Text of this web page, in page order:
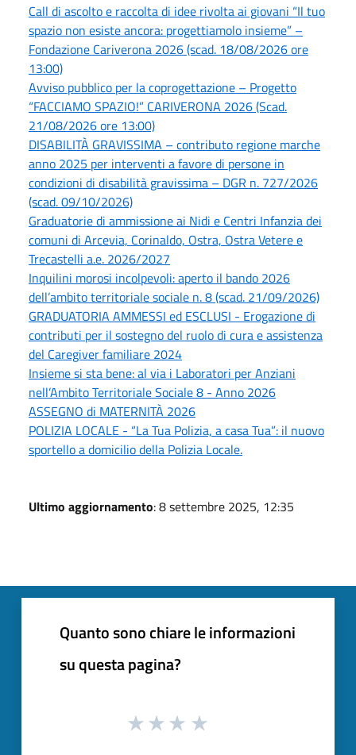
Call di ascolto e raccolta di idee rivolta ai giovani “Il tuo
spazio non esiste ancora: progettiamolo insieme” –
Fondazione Cariverona 2026 (scad. 18/08/2026 ore
13:00)
Avviso pubblico per la coprogettazione – Progetto
“FACCIAMO SPAZIO!” CARIVERONA 2026 (Scad.
21/08/2026 ore 13:00)
DISABILITÀ GRAVISSIMA – contributo regione marche
anno 2025 per interventi a favore di persone in
condizioni di disabilità gravissima – DGR n. 727/2026
(scad. 09/10/2026)
Graduatorie di ammissione ai Nidi e Centri Infanzia dei
comuni di Arcevia, Corinaldo, Ostra, Ostra Vetere e
Trecastelli a.e. 2026/2027
Inquilini morosi incolpevoli: aperto il bando 2026
dell’ambito territoriale sociale n. 8 (scad. 21/09/2026)
GRADUATORIA AMMESSI ed ESCLUSI - Erogazione di
contributi per il sostegno del ruolo di cura e assistenza
del Caregiver familiare 2024
Insieme si sta bene: al via i Laboratori per Anziani
nell’Ambito Territoriale Sociale 8 - Anno 2026
ASSEGNO di MATERNITÀ 2026
POLIZIA LOCALE - “La Tua Polizia, a casa Tua”: il nuovo
sportello a domicilio della Polizia Locale.
Ultimo aggiornamento: 8 settembre 2025, 12:35
Quanto sono chiare le informazioni
su questa pagina?